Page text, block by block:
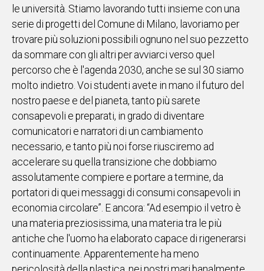
le università. Stiamo lavorando tutti insieme con una
serie di progetti del Comune di Milano, lavoriamo per
trovare più soluzioni possibili ognuno nel suo pezzetto
da sommare con gli altri per avviarci verso quel
percorso che è l'agenda 2030, anche se sul 30 siamo
molto indietro. Voi studenti avete in mano il futuro del
nostro paese e del pianeta, tanto più sarete
consapevoli e preparati, in grado di diventare
comunicatori e narratori di un cambiamento
necessario, e tanto più noi forse riusciremo ad
accelerare su quella transizione che dobbiamo
assolutamente compiere e portare a termine, da
portatori di quei messaggi di consumi consapevoli in
economia circolare”. E ancora: “Ad esempio il vetro è
una materia preziosissima, una materia tra le più
antiche che l'uomo ha elaborato capace di rigenerarsi
continuamente. Apparentemente ha meno